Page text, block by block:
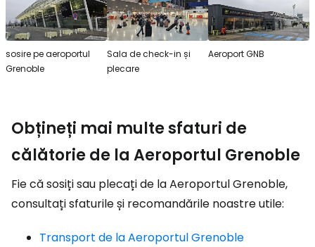
sosire pe aeroportul
Grenoble
Sala de check-in și
plecare
Aeroport GNB
Obțineți mai multe sfaturi de
călătorie de la Aeroportul Grenoble
Fie că sosiți sau plecați de la Aeroportul Grenoble,
consultați sfaturile și recomandările noastre utile:
Transport de la Aeroportul Grenoble